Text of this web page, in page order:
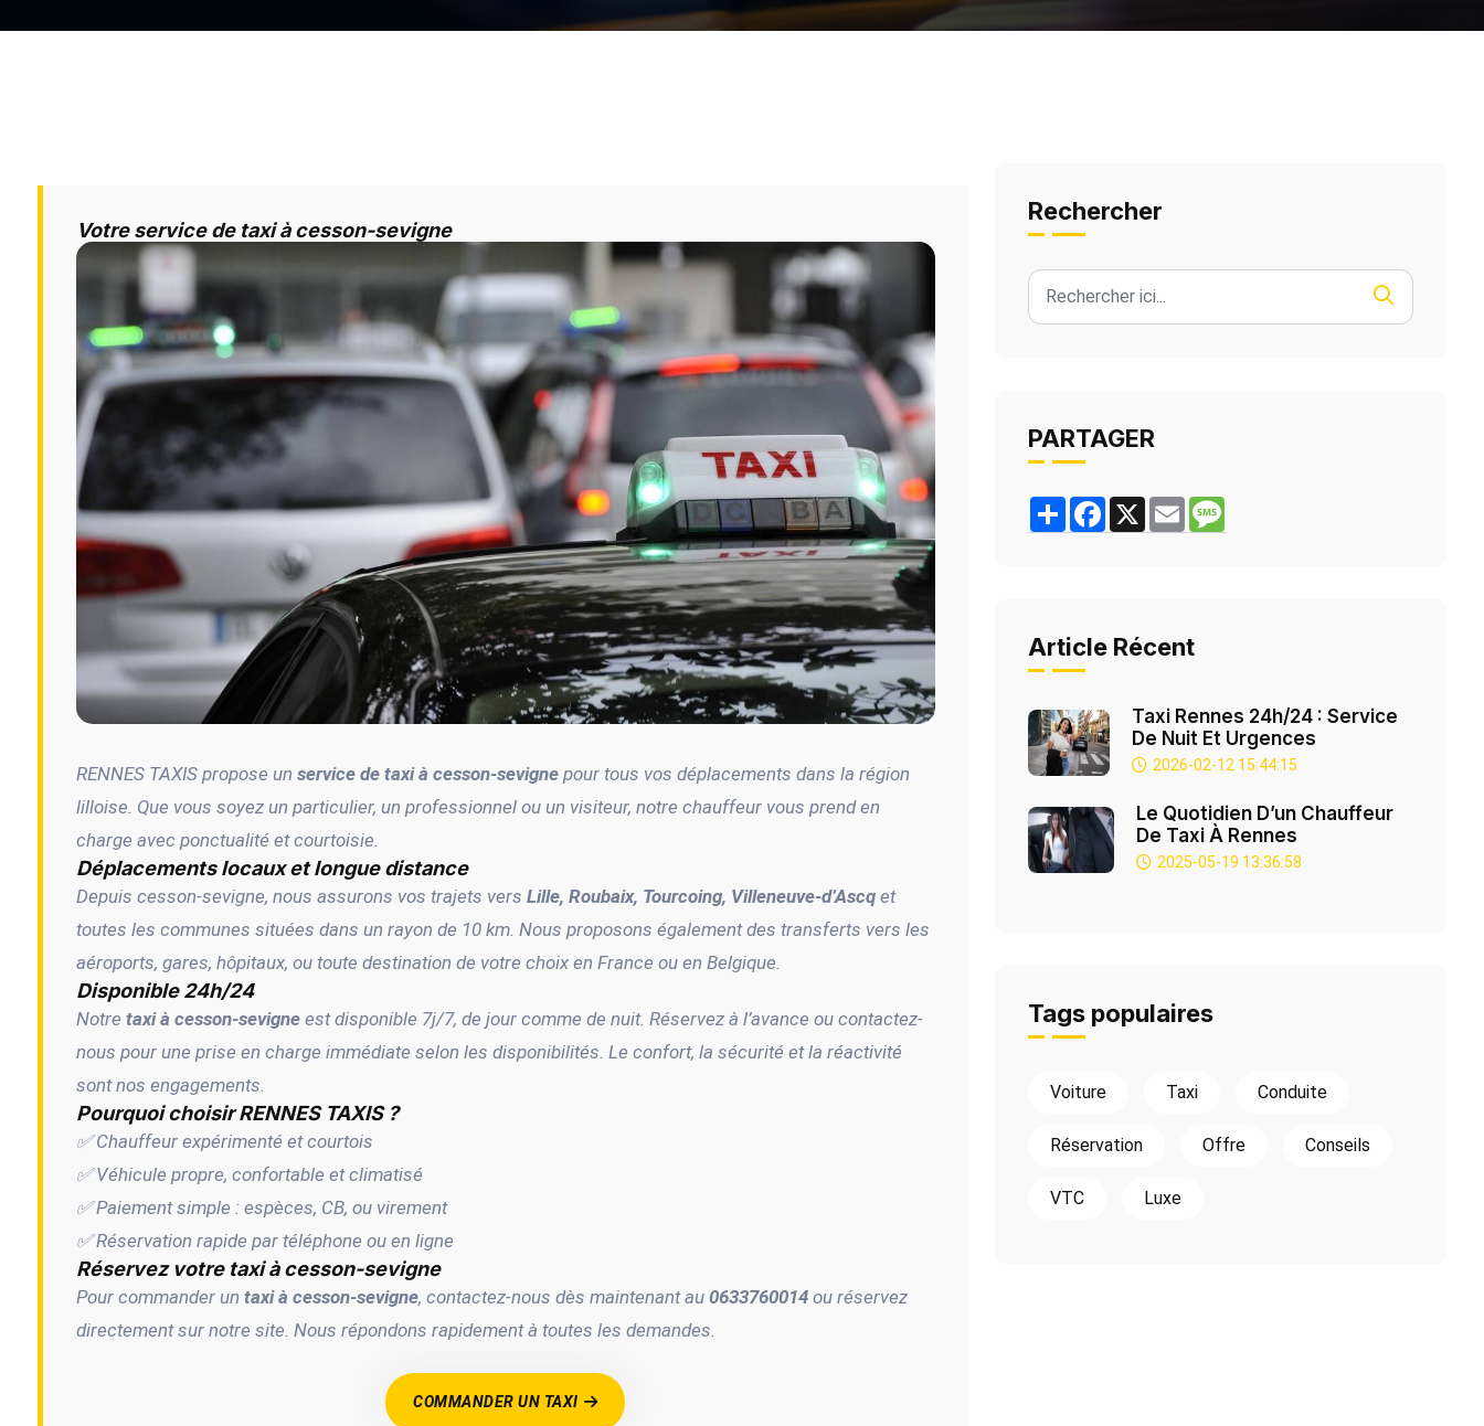
Votre service de taxi à cesson-sevigne
RENNES TAXIS propose un service de taxi à cesson-sevigne pour tous vos déplacements dans la région
lilloise. Que vous soyez un particulier, un professionnel ou un visiteur, notre chauffeur vous prend en
charge avec ponctualité et courtoisie.
Déplacements locaux et longue distance
Depuis cesson-sevigne, nous assurons vos trajets vers Lille, Roubaix, Tourcoing, Villeneuve-d’Ascq et
toutes les communes situées dans un rayon de 10 km. Nous proposons également des transferts vers les
aéroports, gares, hôpitaux, ou toute destination de votre choix en France ou en Belgique.
Disponible 24h/24
Notre taxi à cesson-sevigne est disponible 7j/7, de jour comme de nuit. Réservez à l’avance ou contactez-
nous pour une prise en charge immédiate selon les disponibilités. Le confort, la sécurité et la réactivité
sont nos engagements.
Pourquoi choisir RENNES TAXIS ?
✅ Chauffeur expérimenté et courtois
✅ Véhicule propre, confortable et climatisé
✅ Paiement simple : espèces, CB, ou virement
✅ Réservation rapide par téléphone ou en ligne
Réservez votre taxi à cesson-sevigne
Pour commander un taxi à cesson-sevigne, contactez-nous dès maintenant au 0633760014 ou réservez
directement sur notre site. Nous répondons rapidement à toutes les demandes.
COMMANDER UN TAXI
Rechercher
PARTAGER
ShareFacebook
X EmailMessage
Article Récent
Taxi Rennes 24h/24 : Service
De Nuit Et Urgences
2026-02-12 15:44:15
Le Quotidien D’un Chauffeur
De Taxi À Rennes
2025-05-19 13:36:58
Tags populaires
Voiture Taxi Conduite
Réservation Offre Conseils
VTC Luxe